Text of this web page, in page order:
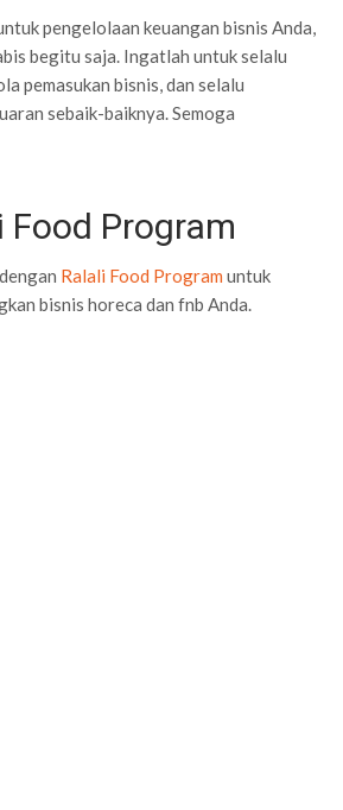
pengelolaan keuangan bisnis Anda,
begitu saja. Ingatlah untuk selalu
pemasukan bisnis, dan selalu
sebaik-baiknya. Semoga
Food Program
Ralali Food Program untuk
bisnis horeca dan fnb Anda.